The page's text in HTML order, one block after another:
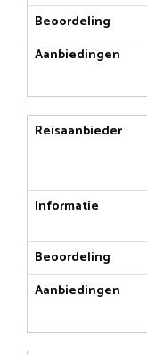
Beoordeling
Aanbiedingen
Reisaanbieder
Informatie
Beoordeling
Aanbiedingen